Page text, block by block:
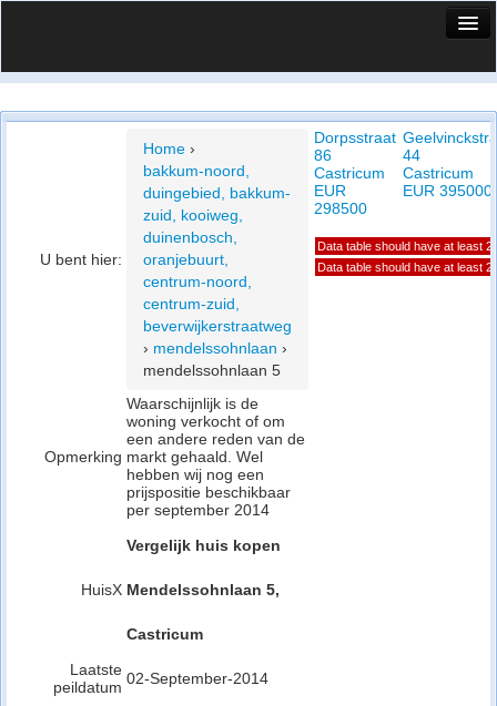
Vergelijk prijsposities - wijk
Privacy beleid
U bent hier:
Home ›
bakkum-noord,
duingebied, bakkum-
zuid, kooiweg,
duinenbosch,
oranjebuurt,
centrum-noord,
centrum-zuid,
beverwijkerstraatweg
› mendelssohnlaan ›
mendelssohnlaan 5
Opmerking
Waarschijnlijk is de
woning verkocht of om
een andere reden van de
markt gehaald. Wel
hebben wij nog een
prijspositie beschikbaar
per september 2014
HuisX
Vergelijk huis kopen
Mendelssohnlaan 5,
Castricum
Laatste
peildatum 02-September-2014
Dorpsstraat
86
Castricum
EUR
298500
44
Castricum
EUR 395000
Data table should have at least 2
Data table should have at least 2